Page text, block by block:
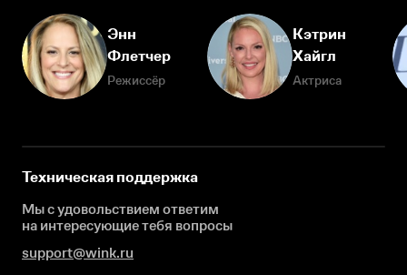
Энн
Флетчер
Режиссёр
Кэтрин
Хайгл
Актриса
Техническая поддержка
Мы с удовольствием ответим
на интересующиетебя вопросы
support@wink.ru